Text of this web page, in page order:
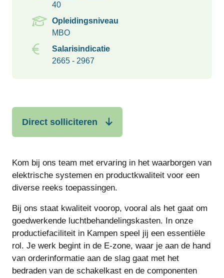
40
Opleidingsniveau
MBO
Salarisindicatie
2665 - 2967
Direct solliciteren
Kom bij ons team met ervaring in het waarborgen van
elektrische systemen en productkwaliteit voor een
diverse reeks toepassingen.
Bij ons staat kwaliteit voorop, vooral als het gaat om
goedwerkende luchtbehandelingskasten. In onze
productiefaciliteit in Kampen speel jij een essentiële
rol. Je werk begint in de E-zone, waar je aan de hand
van orderinformatie aan de slag gaat met het
bedraden van de schakelkast en de componenten